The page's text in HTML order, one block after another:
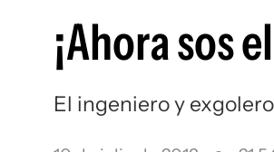
¡Ahora sos
El ingeniero y